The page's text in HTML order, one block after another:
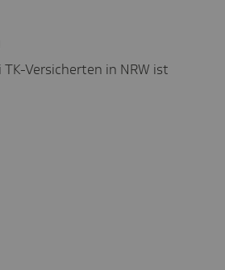
Versicherten in NRW ist